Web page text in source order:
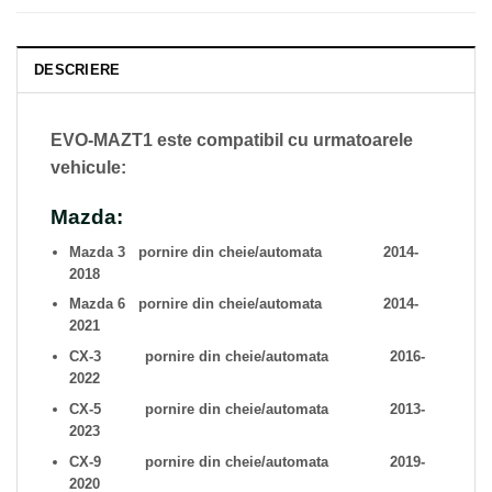
DESCRIERE
EVO-MAZT1 este compatibil cu urmatoarele
vehicule:
Mazda:
Mazda 3 pornire din cheie/automata 2014-
2018
Mazda 6 pornire din cheie/automata 2014-
2021
CX-3 pornire din cheie/automata 2016-
2022
CX-5 pornire din cheie/automata 2013-
2023
CX-9 pornire din cheie/automata 2019-
2020